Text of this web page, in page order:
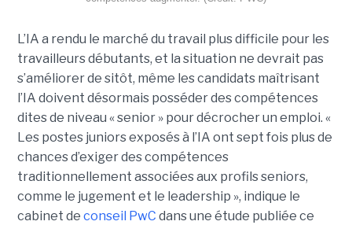
L’IA a rendu le marché du travail plus difficile pour les
travailleurs débutants, et la situation ne devrait pas
s’améliorer de sitôt, même les candidats maîtrisant
l’IA doivent désormais posséder des compétences
dites de niveau « senior » pour décrocher un emploi. «
Les postes juniors exposés à l’IA ont sept fois plus de
chances d’exiger des compétences
traditionnellement associées aux profils seniors,
comme le jugement et le leadership », indique le
cabinet de conseil PwC dans une étude publiée ce